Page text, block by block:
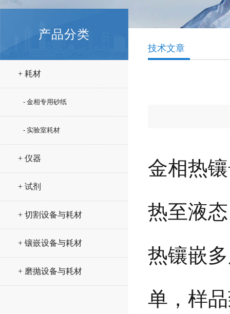
产品分类
+ 耗材
- 金相专用砂纸
- 实验室耗材
+ 仪器
+ 试剂
+ 切割设备与耗材
+ 镶嵌设备与耗材
+ 磨抛设备与耗材
技术文章
金相热
热至液
热镶嵌
单，样